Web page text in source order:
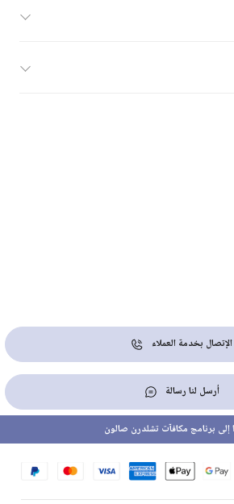
الإتصال بخدمة العملاء
أرسل لنا رسالة
إلى برنامج مكافآت تشلدرن صالون